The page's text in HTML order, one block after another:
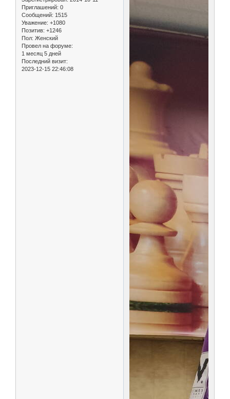
Приглашений: 0
Сообщений: 1515
Уважение: +1080
Позитив: +1246
Пол: Женский
Провел на форуме:
1 месяц 5 дней
Последний визит:
2023-12-15 22:46:08